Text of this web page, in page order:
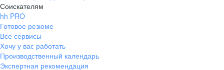
Соискателям
hh PRO
Готовое резюме
Все сервисы
Хочу у вас работать
Производственный календарь
Экспертная рекомендация